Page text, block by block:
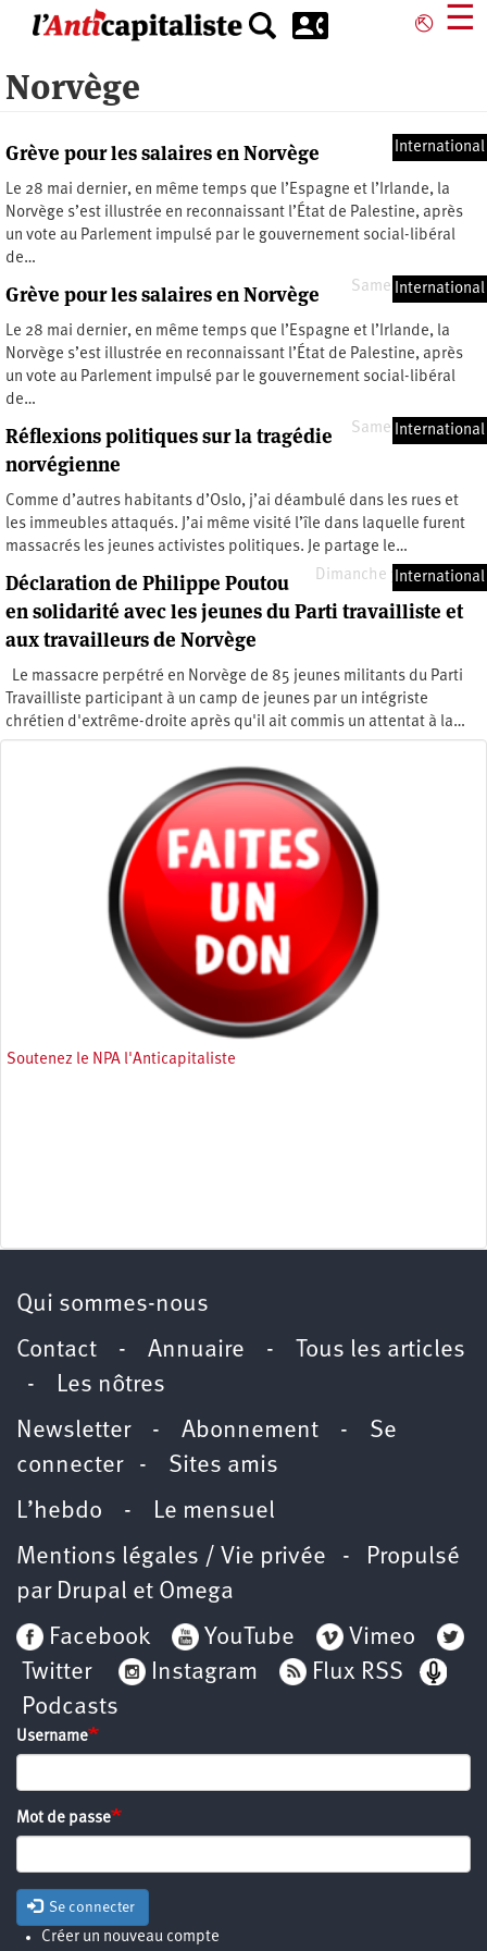
principal
⎋ ☰
Norvège
International
Grève pour les salaires en Norvège
Le 28 mai dernier, en même temps que l’Espagne et l’Irlande, la
Norvège s’est illustrée en reconnaissant l’État de Palestine, après
un vote au Parlement impulsé par le gouvernement social-libéral
de…
Samedi 8 juin 2024
International
Grève pour les salaires en Norvège
Le 28 mai dernier, en même temps que l’Espagne et l’Irlande, la
Norvège s’est illustrée en reconnaissant l’État de Palestine, après
un vote au Parlement impulsé par le gouvernement social-libéral
de…
Samedi 8 juin 2024
International
Réflexions politiques sur la tragédie
norvégienne
Comme d’autres habitants d’Oslo, j’ai déambulé dans les rues et
les immeubles attaqués. J’ai même visité l’île dans laquelle furent
massacrés les jeunes activistes politiques. Je partage le…
Dimanche 31 juillet 2011
International
Déclaration de Philippe Poutou
en solidarité avec les jeunes du Parti travailliste et
aux travailleurs de Norvège
Le massacre perpétré en Norvège de 85 jeunes militants du Parti
Travailliste participant à un camp de jeunes par un intégriste
chrétien d'extrême-droite après qu'il ait commis un attentat à la…
Soutenez le NPA l'Anticapitaliste
Qui sommes-nous
Contact - Annuaire -
Tous les articles
- Les nôtres
Newsletter- Abonnement - Se
connecter- Sites amis
L’hebdo - Le mensuel
Mentions légales / Vie privée - Propulsé
par Drupal et Omega
Facebook
YouTube
Vimeo
Twitter
Instagram
Flux RSS
Podcasts
Username
Mot de passe
Se connecter
Créer un nouveau compte